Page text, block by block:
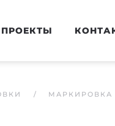
ПРОЕКТЫ